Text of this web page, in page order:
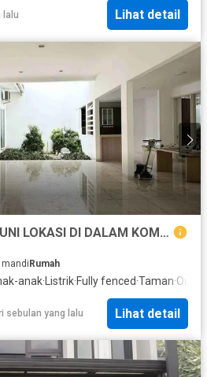
lalu Lihat detail
RUMAH SEWA SIAP HUNI LOKASI DI DALAM KOMPLEK DI CINERE
mandi Rumah
anak·Listrik·Fully fenced·Taman·
sebulan yang lalu Lihat detail